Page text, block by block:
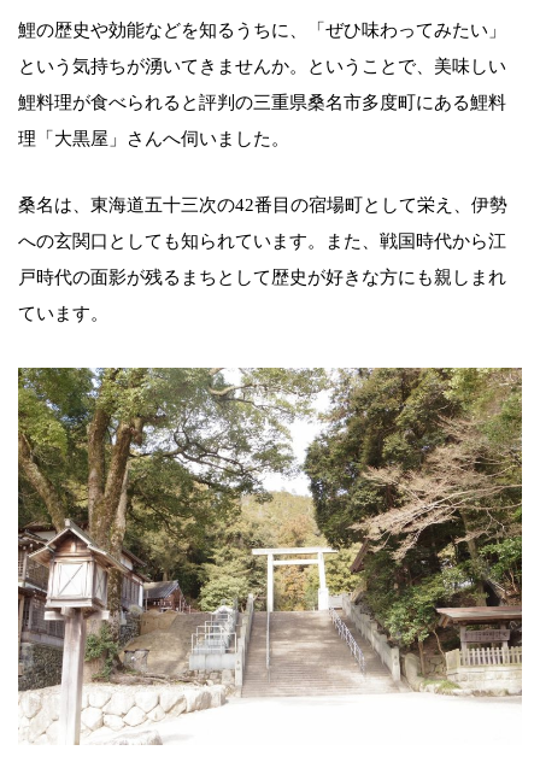
鯉の歴史や効能などを知るうちに、「ぜひ味わってみたい」
という気持ちが湧いてきませんか。ということで、美味しい
鯉料理が食べられると評判の三重県桑名市多度町にある鯉料
理「大黒屋」さんへ伺いました。
桑名は、東海道五十三次の42番目の宿場町として栄え、伊勢
への玄関口としても知られています。また、戦国時代から江
戸時代の面影が残るまちとして歴史が好きな方にも親しまれ
ています。